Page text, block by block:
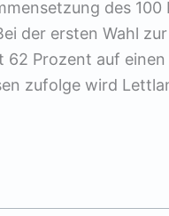
des
der ersten Wahl
62 Prozent auf
zufolge wird